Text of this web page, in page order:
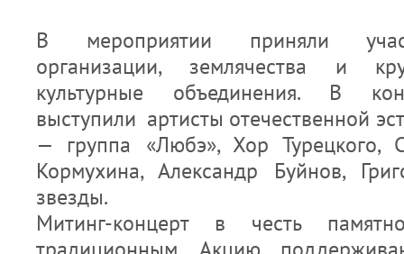
В мероприятии приняли
организации, землячества и
культурные объединения. В
выступили артисты отечественной
— группа «Любэ», Хор Турецкого,
Кормухина, Александр Буйнов,
звезды.
Митинг-концерт в честь